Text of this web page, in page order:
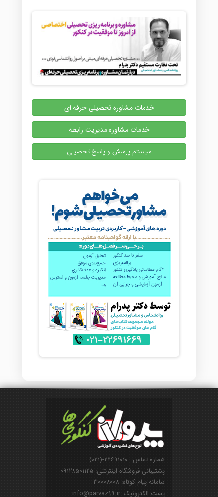
خدمات مشاوره تحصیلی حرفه ای
خدمات مشاوره مدیریت رابطه
سیستم پرسش و پاسخ تحصیلی
شماره تماس : ۲۲۶۹۱۰۱۰-(۰۲۱)
پشتیبانی فروشگاه اینترنتی: ۰۹۱۲۸۵۰۱۱۲۵
سامانه پیام کوتاه: ۳۰۰۰۸۰۰۸
پست الکترونیک: info@parvaz99.ir